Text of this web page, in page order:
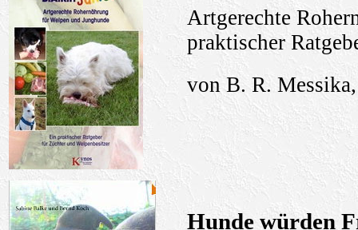
Artgerechte
praktischer
vonB. R. Messika
Hunde würden